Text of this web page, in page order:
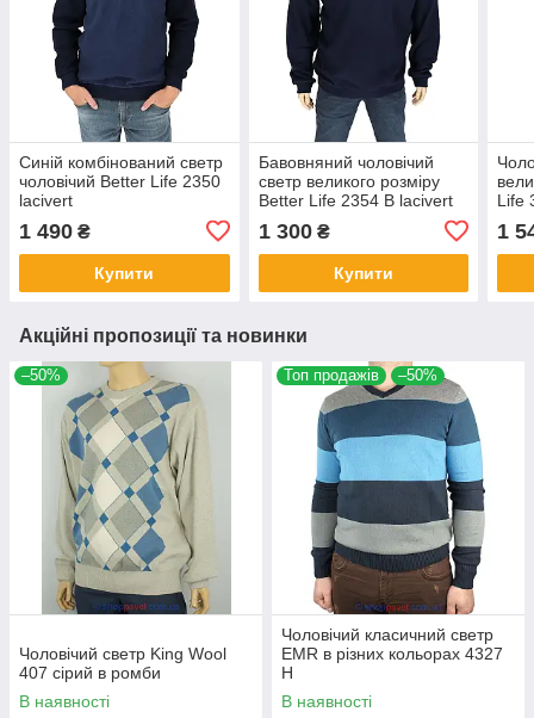
Синій комбінований светр
чоловічий Better Life 2350
lacivert
1 490 ₴
Купити
Бавовняний чоловічий
светр великого розміру
Better Life 2354 B lacivert
1 300₴
Купити
Life
1
Акційні пропозиції та новинки
–50%
Чоловічий светр King Wool
407 сірий в ромби
В наявності
Топ продажів –50%
Чоловічий класичний светр
EMR в різних кольорах 4327
Н
В наявності